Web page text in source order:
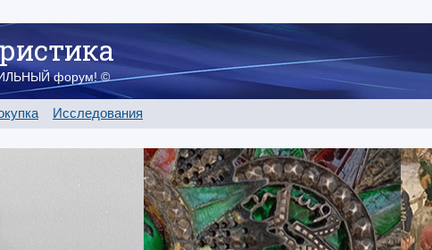
форум! ©
Исследования